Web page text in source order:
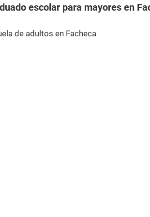
escolar para mayores en
de adultos en Facheca